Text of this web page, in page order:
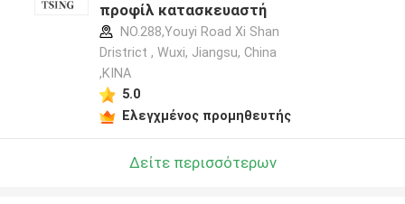
προφίλ κατασκευαστή
NO.288,Youyi Road Xi Shan
Dristrict , Wuxi, Jiangsu, China
,ΚΙΝΑ
5.0
Ελεγχμένος προμηθευτής
Δείτε περισσότερων